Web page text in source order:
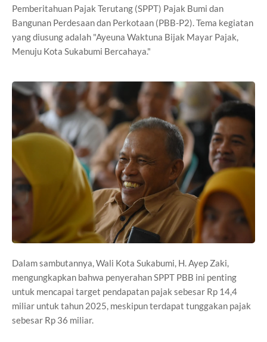
Pemberitahuan Pajak Terutang (SPPT) Pajak Bumi dan
Bangunan Perdesaan dan Perkotaan (PBB-P2). Tema kegiatan
yang diusung adalah "Ayeuna Waktuna Bijak Mayar Pajak,
Menuju Kota Sukabumi Bercahaya."
Dalam sambutannya, Wali Kota Sukabumi, H. Ayep Zaki,
mengungkapkan bahwa penyerahan SPPT PBB ini penting
untuk mencapai target pendapatan pajak sebesar Rp 14,4
miliar untuk tahun 2025, meskipun terdapat tunggakan pajak
sebesar Rp 36 miliar.